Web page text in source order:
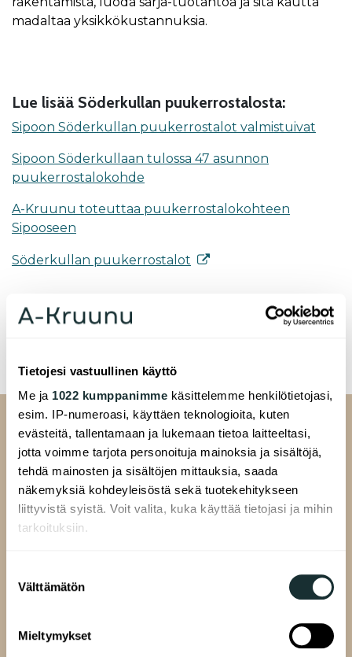
Tietojesi vastuullinen käyttö
Me ja 1022 kumppanimme käsittelemme henkilötietojasi,
esim. IP-numeroasi, käyttäen teknologioita, kuten
evästeitä, tallentamaan ja lukemaan tietoa laitteeltasi,
jotta voimme tarjota personoituja mainoksia ja sisältöjä,
tehdä mainosten ja sisältöjen mittauksia, saada
näkemyksiä kohdeyleisöstä sekä tuotekehitykseen
liittyvistä syistä. Voit valita, kuka käyttää tietojasi ja mihin
tarkoituksiin.
Kerätä tietoja maantieteellisestä sijainnistasi,
ominaispiirteitä aktiivisesti (sormenjäljen
valinta
Välttämätön
Mieltymykset
madaltaa yksikkökustannuksia.
Lue lisää Söderkullan puukerrostalosta:
Sipoon Söderkullan puukerrostalot valmistuivat
Sipoon Söderkullaan tulossa 47 asunnon
puukerrostalokohde
A-Kruunu toteuttaa puukerrostalokohteen
Sipooseen
Söderkullan puukerrostalot
A-Kruunu Oy
ALAVALIKKO
Hakijalle